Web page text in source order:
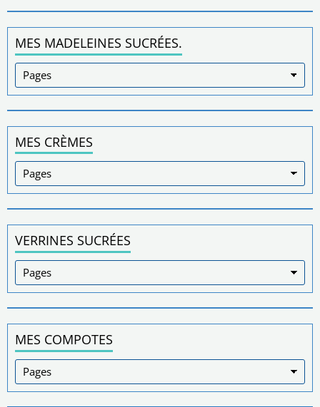
MES MADELEINES SUCRÉES.
MES CRÈMES
VERRINES SUCRÉES
MES COMPOTES